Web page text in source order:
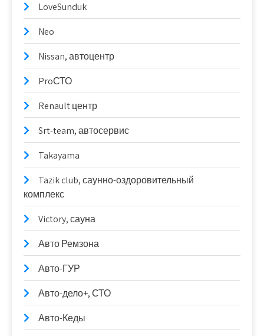
LoveSunduk
Neo
Nissan, автоцентр
ProСТО
Renault центр
Srt-team, автосервис
Takayama
Tazik club, саунно-оздоровительный
комплекс
Victory, сауна
Авто Ремзона
Авто-ГУР
Авто-дело+, СТО
Авто-Кеды